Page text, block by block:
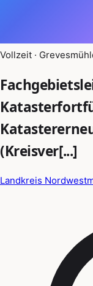
Vollzeit ·
(Kreisver[...]
Landkreis